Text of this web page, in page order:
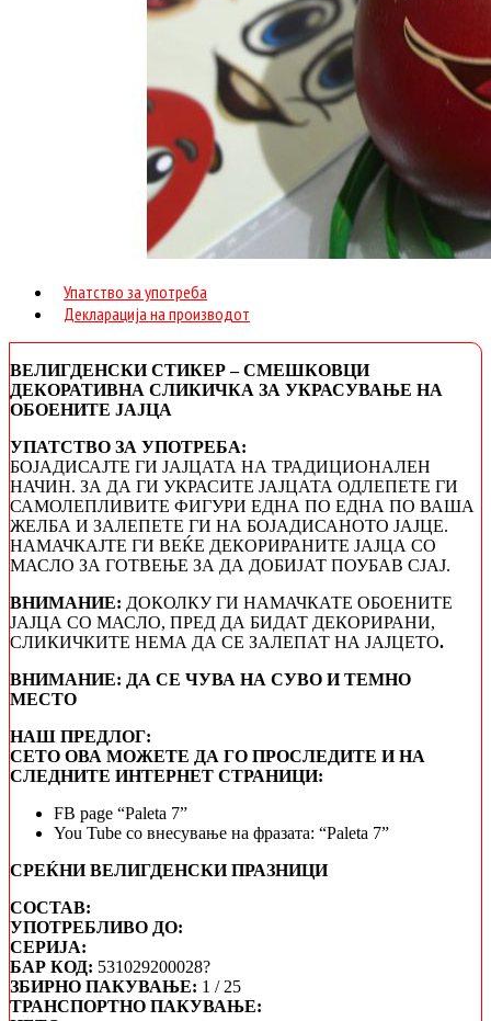
Упатство за употреба
Декларација на производот
ВЕЛИГДЕНСКИ СТИКЕР – СМЕШКОВЦИ
ДЕКОРАТИВНА СЛИКИЧКА ЗА УКРАСУВАЊЕ НА
ОБОЕНИТЕ ЈАЈЦА
УПАТСТВО ЗА УПОТРЕБА:
БОЈАДИСАЈТЕ ГИ ЈАЈЦАТА НА ТРАДИЦИОНАЛЕН
НАЧИН. ЗА ДА ГИ УКРАСИТЕ ЈАЈЦАТА ОДЛЕПЕТЕ ГИ
САМОЛЕПЛИВИТЕ ФИГУРИ ЕДНА ПО ЕДНА ПО ВАША
ЖЕЛБА И ЗАЛЕПЕТЕ ГИ НА БОЈАДИСАНОТО ЈАЈЦЕ.
НАМАЧКАЈТЕ ГИ ВЕЌЕ ДЕКОРИРАНИТЕ ЈАЈЦА СО
МАСЛО ЗА ГОТВЕЊЕ ЗА ДА ДОБИЈАТ ПОУБАВ СЈАЈ.
ВНИМАНИЕ: ДОКОЛКУ ГИ НАМАЧКАТЕ ОБОЕНИТЕ
ЈАЈЦА СО МАСЛО, ПРЕД ДА БИДАТ ДЕКОРИРАНИ,
СЛИКИЧКИТЕ НЕМА ДА СЕ ЗАЛЕПАТ НА ЈАЈЦЕТО.
ВНИМАНИЕ: ДА СЕ ЧУВА НА СУВО И ТЕМНО
МЕСТО
НАШ ПРЕДЛОГ:
СЕТО ОВА МОЖЕТЕ ДА ГО ПРОСЛЕДИТЕ И НА
СЛЕДНИТЕ ИНТЕРНЕТ СТРАНИЦИ:
FB page “Paleta 7”
You Tube со внесување на фразата: “Paleta 7”
СРЕЌНИ ВЕЛИГДЕНСКИ ПРАЗНИЦИ
СОСТАВ:
УПОТРЕБЛИВО ДО:
СЕРИЈА:
БАР КОД: 531029200028?
ЗБИРНО ПАКУВАЊЕ: 1 / 25
ТРАНСПОРТНО ПАКУВАЊЕ: